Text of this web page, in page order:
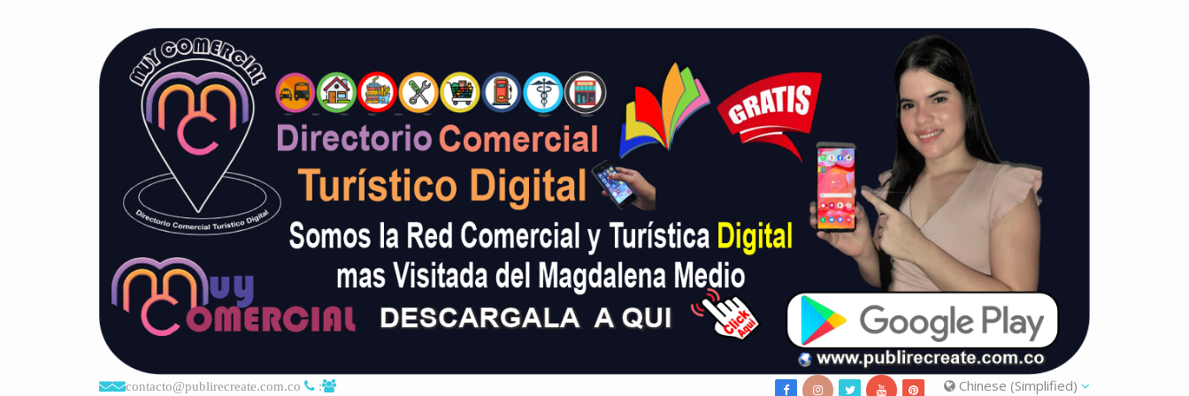
contacto@publirecreate.com.co : Chinese (Simplified)